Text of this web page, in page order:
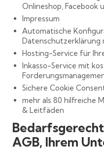
Onlineshop, Facebook
Impressum
Automatische
Datenschutzerklärung
Hosting-Service für
Inkasso-Service mit
Sichere Cookie
mehr als 80 hilfreiche
& Leitfäden
AGB, Ihrem